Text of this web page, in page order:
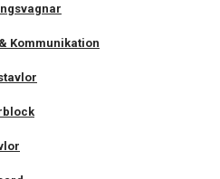
Kommunikation